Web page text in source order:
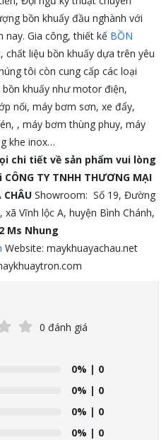
bồn khuấy đầu nghành với
Gia công, thiết kế BỒN
liệu bồn khuấy dựa trên yêu
tôi còn cung cấp các loại
khuấy như motor điện,
nối, máy bơm sơn, xe đẩy,
, máy bơm thùng phuy, máy
khe inox…
chi tiết về sản phẩm vui lòng
CÔNG TY TNHH THƯƠNG MẠI
CHÂUShowroom: Số 19, Đường
Vĩnh lộc A, huyện Bình Chánh,
Ms Nhung
Website: maykhuayachau.net
0 đánh giá
0% | 0
0% | 0
0% | 0
0% | 0